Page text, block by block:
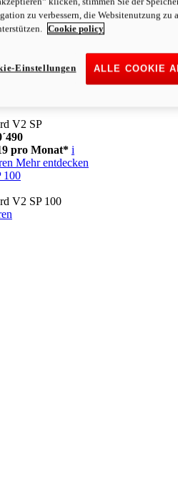
Mehr entdecken
pro Monat* i
Mehr entdecken
V2 SP
pro Monat* i
Mehr entdecken
100
V2 SP 100
zu verbessern, die Websitenutzung zu
Cookie policy
ALLE COOKIE
Einstellungen